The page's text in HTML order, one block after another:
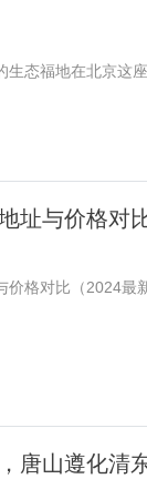
生态福地在北京这
址与价格对
价格对比（2024最
唐山遵化清